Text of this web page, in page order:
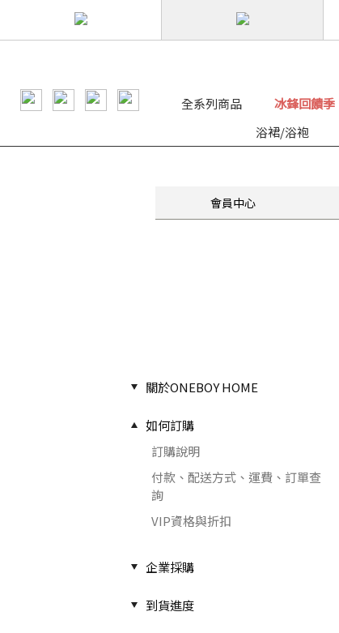
會員中心
全系列商品 冰鋒回饋季
浴裙/浴袍
關於ONEBOY HOME
如何訂購
訂購說明
付款、配送方式、運費、訂單查
詢
VIP資格與折扣
企業採購
到貨進度